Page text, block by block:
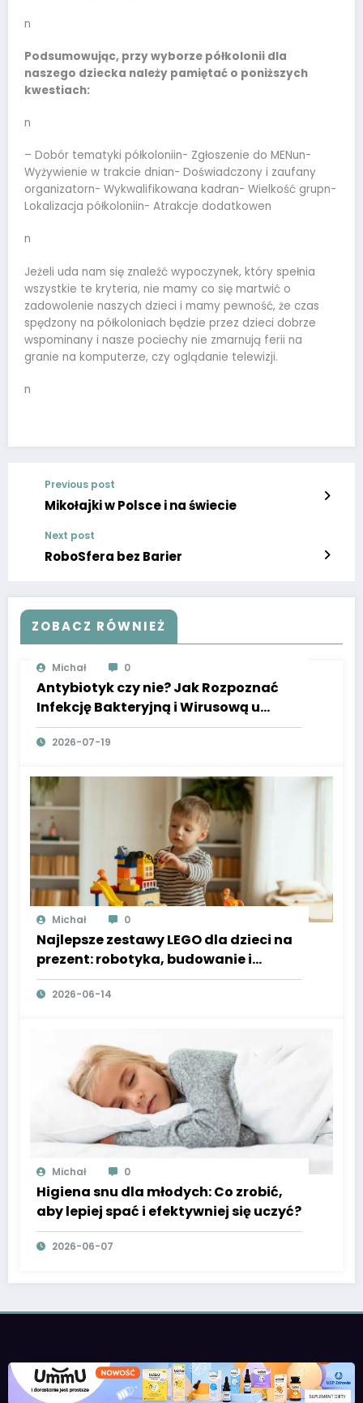
n
Podsumowując, przy wyborze półkolonii dla
naszego dziecka należy pamiętać o poniższych
kwestiach:
n
– Dobór tematyki półkoloniin- Zgłoszenie do MENun-
Wyżywienie w trakcie dnian- Doświadczony i zaufany
organizatorn- Wykwalifikowana kadran- Wielkość grupn-
Lokalizacja półkoloniin- Atrakcje dodatkowen
n
Jeżeli uda nam się znaleźć wypoczynek, który spełnia
wszystkie te kryteria, nie mamy co się martwić o
zadowolenie naszych dzieci i mamy pewność, że czas
spędzony na półkoloniach będzie przez dzieci dobrze
wspominany i nasze pociechy nie zmarnują ferii na
granie na komputerze, czy oglądanie telewizji.
n
Previous post
Mikołajki w Polsce i na świecie
Next post
RoboSfera bez Barier
ZOBACZ RÓWNIEŻ
Michał 0
Antybiotyk czy nie? Jak Rozpoznać
Infekcję Bakteryjną i Wirusową u
Dzieci
2026-07-19
Michał 0
Najlepsze zestawy LEGO dla dzieci na
prezent: robotyka, budowanie i
przygody w stylu LEGO City
2026-06-14
Michał 0
Higiena snu dla młodych: Co zrobić,
aby lepiej spać i efektywniej się uczyć?
2026-06-07